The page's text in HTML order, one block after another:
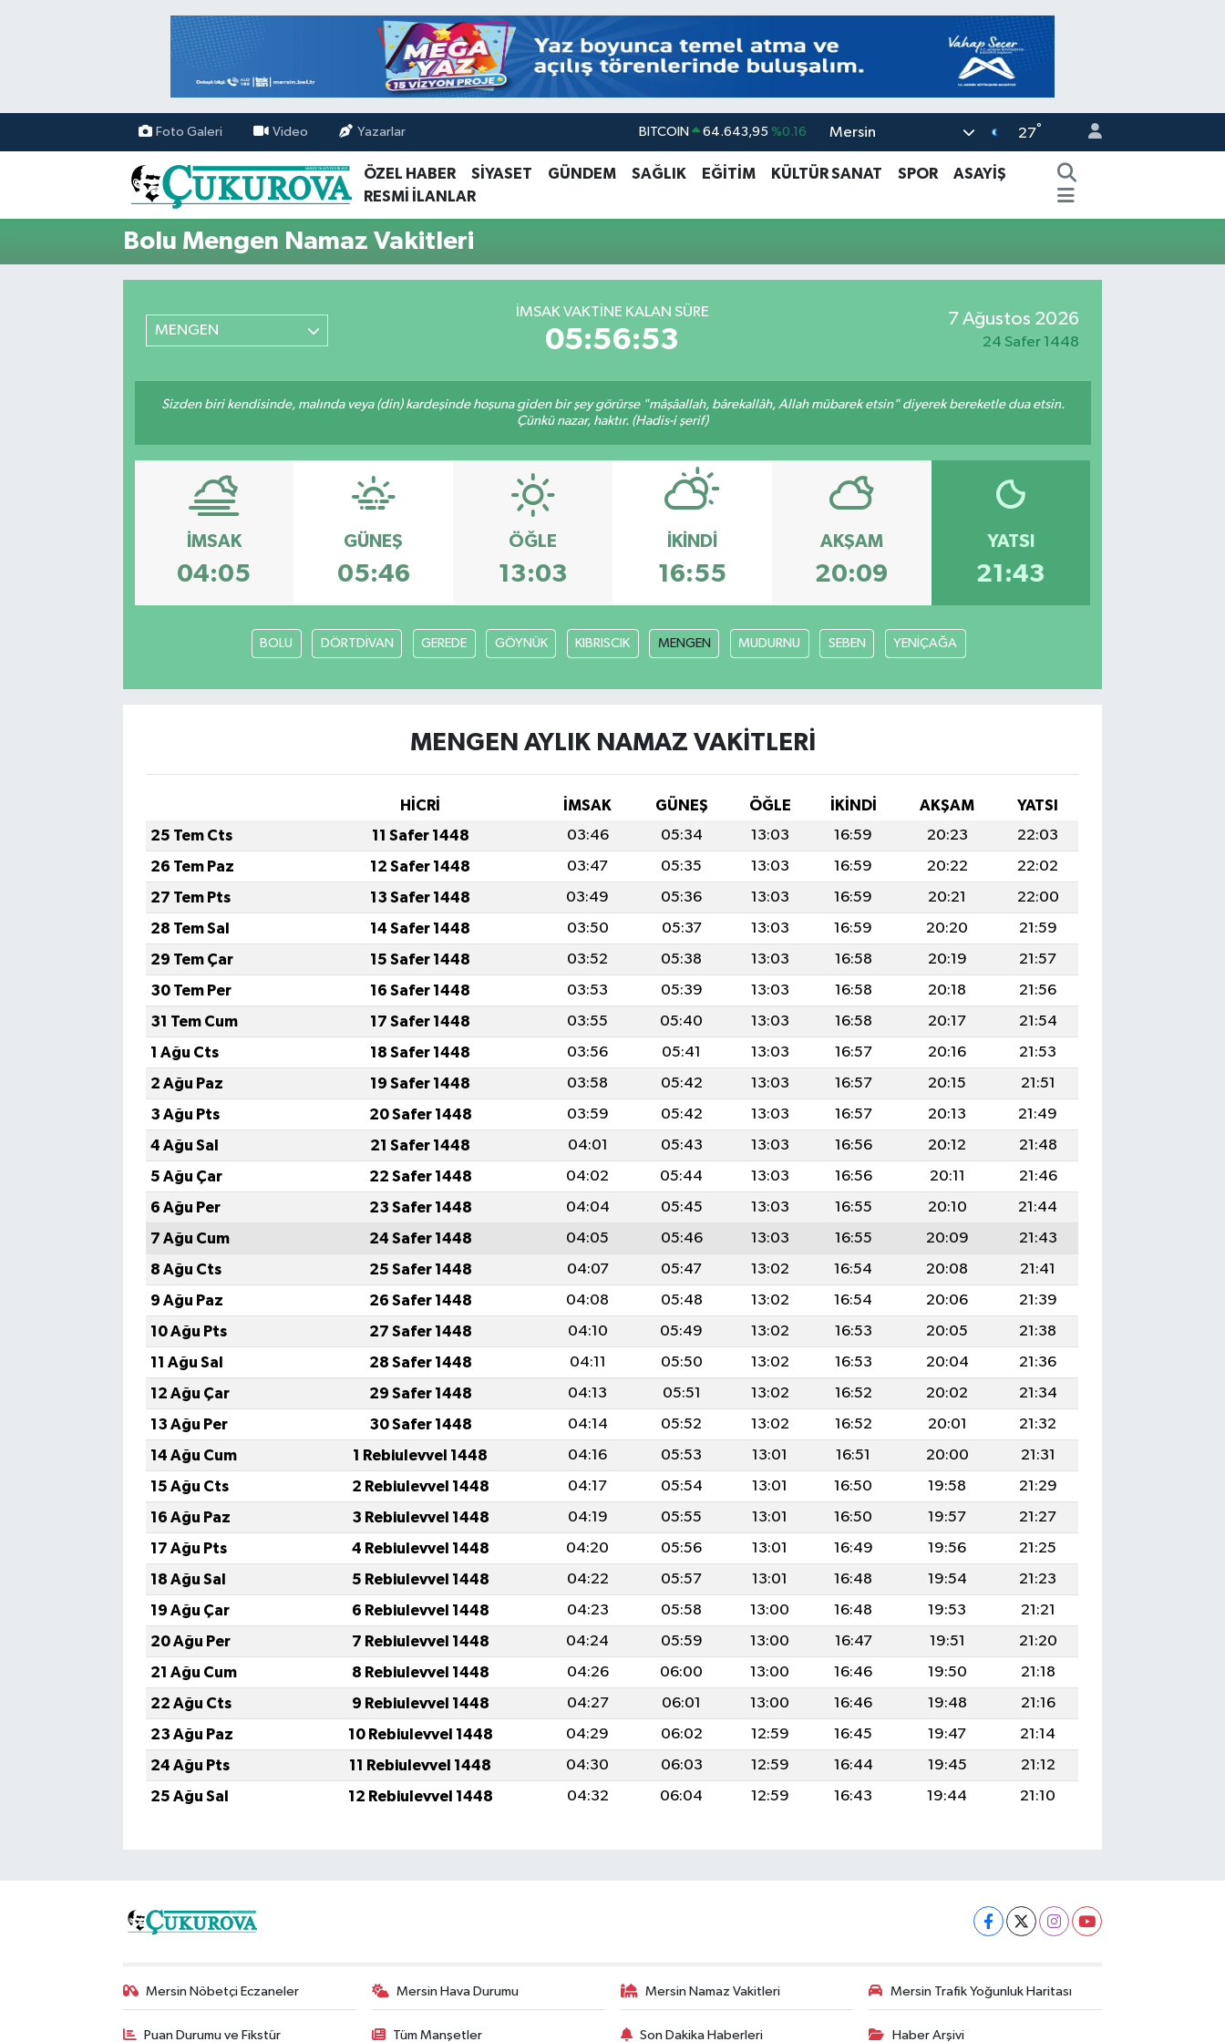
Foto Galeri Video Yazarlar BITCOIN 64.643,95 %0.16
DOLAR 47,6704 %0
GRAM ALTIN 6500.87 %0.12
Mersin 27°
ÖZEL HABER SİYASET GÜNDEM SAĞLIK EĞİTİM KÜLTÜR SANAT SPOR
ASAYİŞ
RESMİ İLANLAR
Bolu Mengen Namaz Vakitleri
MENGEN
İMSAK VAKTINE KALAN SÜRE
05:56:53
7 Ağustos 2026
24 Safer 1448
Sizden biri kendisinde, malında veya (din) kardeşinde hoşuna giden bir şey görürse "mâşâallah, bârekallâh, Allah mübarek etsin" diyerek bereketle dua etsin.
Çünkü nazar, haktır. (Hadis-i şerif)
İMSAK
04:05
GÜNEŞ
05:46
ÖĞLE
13:03
İKINDI
16:55
AKŞAM
20:09
YATSI
21:43
BOLU DÖRTDİVAN GEREDE GÖYNÜK KIBRISCIK MENGEN MUDURNU SEBEN YENİÇAĞA
MENGEN AYLIK NAMAZ VAKITLERI
HİCRİ İMSAK GÜNEŞ ÖĞLE İKINDI AKŞAM
YATSI
25 Tem Cts
11 Safer 1448 03:46 05:34 13:03 16:59 20:23
22:03
26 Tem Paz
12 Safer 1448 03:47 05:35 13:03 16:59 20:22
22:02
27 Tem Pts
13 Safer 1448 03:49 05:36 13:03 16:59 20:21
22:00
28 Tem Sal
14 Safer 1448 03:50 05:37 13:03 16:59 20:20
21:59
29 Tem Çar
15 Safer 1448 03:52 05:38 13:03 16:58 20:19
21:57
30 Tem Per
16 Safer 1448 03:53 05:39 13:03 16:58 20:18
21:56
31 Tem Cum
17 Safer 1448 03:55 05:40 13:03 16:58 20:17
21:54
1 Ağu Cts
18 Safer 1448 03:56 05:41 13:03 16:57 20:16
21:53
2 Ağu Paz
19 Safer 1448 03:58 05:42 13:03 16:57 20:15
21:51
3 Ağu Pts
20 Safer 1448 03:59 05:42 13:03 16:57 20:13
21:49
4 Ağu Sal
21 Safer 1448 04:01 05:43 13:03 16:56 20:12
21:48
5 Ağu Çar
22 Safer 1448 04:02 05:44 13:03 16:56 20:11
21:46
6 Ağu Per
23 Safer 1448 04:04 05:45 13:03 16:55 20:10
21:44
7 Ağu Cum
24 Safer 1448 04:05 05:46 13:03 16:55 20:09
21:43
8 Ağu Cts
25 Safer 1448 04:07 05:47 13:02 16:54 20:08
21:41
9 Ağu Paz
26 Safer 1448 04:08 05:48 13:02 16:54 20:06
21:39
10 Ağu Pts
27 Safer 1448 04:10 05:49 13:02 16:53 20:05
21:38
11 Ağu Sal
28 Safer 1448 04:11 05:50 13:02 16:53 20:04
21:36
12 Ağu Çar
29 Safer 1448 04:13 05:51 13:02 16:52 20:02
21:34
13 Ağu Per
30 Safer 1448 04:14 05:52 13:02 16:52 20:01
21:32
14 Ağu Cum
1 Rebiulevvel 1448 04:16 05:53 13:01 16:51 20:00
21:31
15 Ağu Cts
2 Rebiulevvel 1448 04:17 05:54 13:01 16:50 19:58
21:29
16 Ağu Paz
3 Rebiulevvel 1448 04:19 05:55 13:01 16:50 19:57
21:27
17 Ağu Pts
4 Rebiulevvel 1448 04:20 05:56 13:01 16:49 19:56
21:25
18 Ağu Sal
5 Rebiulevvel 1448 04:22 05:57 13:01 16:48 19:54
21:23
19 Ağu Çar
6 Rebiulevvel 1448 04:23 05:58 13:00 16:48 19:53
21:21
20 Ağu Per
7 Rebiulevvel 1448 04:24 05:59 13:00 16:47 19:51
21:20
21 Ağu Cum
8 Rebiulevvel 1448 04:26 06:00 13:00 16:46 19:50
21:18
22 Ağu Cts
9 Rebiulevvel 1448 04:27 06:01 13:00 16:46 19:48
21:16
23 Ağu Paz
10 Rebiulevvel 1448 04:29 06:02 12:59 16:45 19:47
21:14
24 Ağu Pts
11 Rebiulevvel 1448 04:30 06:03 12:59 16:44 19:45
21:12
25 Ağu Sal
12 Rebiulevvel 1448 04:32 06:04 12:59 16:43 19:44 21:10
Mersin Nöbetçi Eczaneler Mersin Hava Durumu Mersin Namaz Vakitleri Mersin Trafik Yoğunluk Haritası
Puan Durumu ve Fikstür Tüm Manşetler Son Dakika Haberleri Haber Arşivi
Mersin Nöbetçi Eczaneler
Mersin Hava Durumu
Mersin Namaz Vakitleri
Mersin Trafik Yoğunluk Haritası
Süper Lig Puan Durumu ve Fikstür
Son Dakika Haberleri